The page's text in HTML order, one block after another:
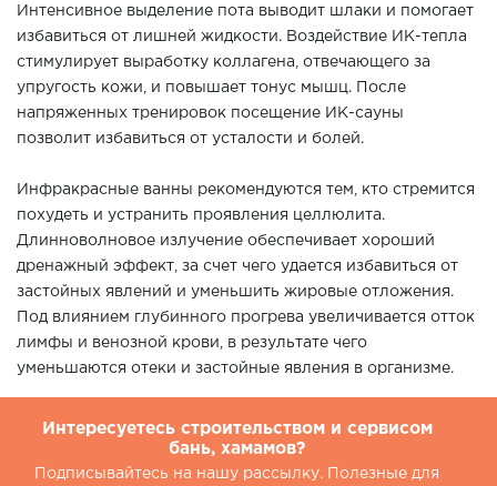
Интенсивное выделение пота выводит шлаки и помогает
избавиться от лишней жидкости. Воздействие ИК-тепла
стимулирует выработку коллагена, отвечающего за
упругость кожи, и повышает тонус мышц. После
напряженных тренировок посещение ИК-сауны
позволит избавиться от усталости и болей.
Инфракрасные ванны рекомендуются тем, кто стремится
похудеть и устранить проявления целлюлита.
Длинноволновое излучение обеспечивает хороший
дренажный эффект, за счет чего удается избавиться от
застойных явлений и уменьшить жировые отложения.
Под влиянием глубинного прогрева увеличивается отток
лимфы и венозной крови, в результате чего
уменьшаются отеки и застойные явления в организме.
Интересуетесь строительством и сервисом
бань, хамамов?
Подписывайтесь на нашу рассылку. Полезные для